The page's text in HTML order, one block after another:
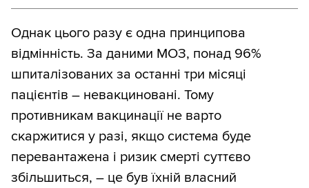
Однак цього разу є одна принципова
відмінність. За даними МОЗ, понад 96%
шпиталізованих за останні три місяці
пацієнтів – невакциновані. Тому
противникам вакцинації не варто
скаржитися у разі, якщо система буде
перевантажена і ризик смерті суттєво
збільшиться, – це був їхній власний